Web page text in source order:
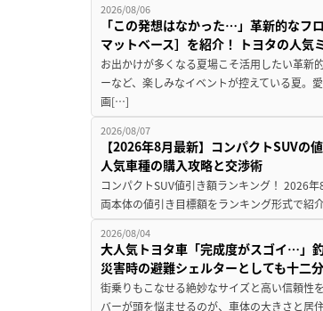
2026/08/06
「この発想はなかった…」革新的なフ
マットベース］を紹介！ トヨタの人気
お出かけが多くなる夏場こそ活用したい革新
ーなど、楽しみなイベントが控えている夏。
画[…]
2026/08/07
【2026年8月最新】コンパクトSUVの
人気車種の購入攻略と交渉術
コンパクトSUV値引き額ランキング！ 2026
両本体の値引き目標額をランキング形式で
2026/08/04
大人気トヨタ車「完成度がスゴイ…」
災害時の避難シェルターとしても十二
街乗りもこなせる絶妙なサイズと高い信頼性
バーが頭を悩ませるのが、車体の大きさと居